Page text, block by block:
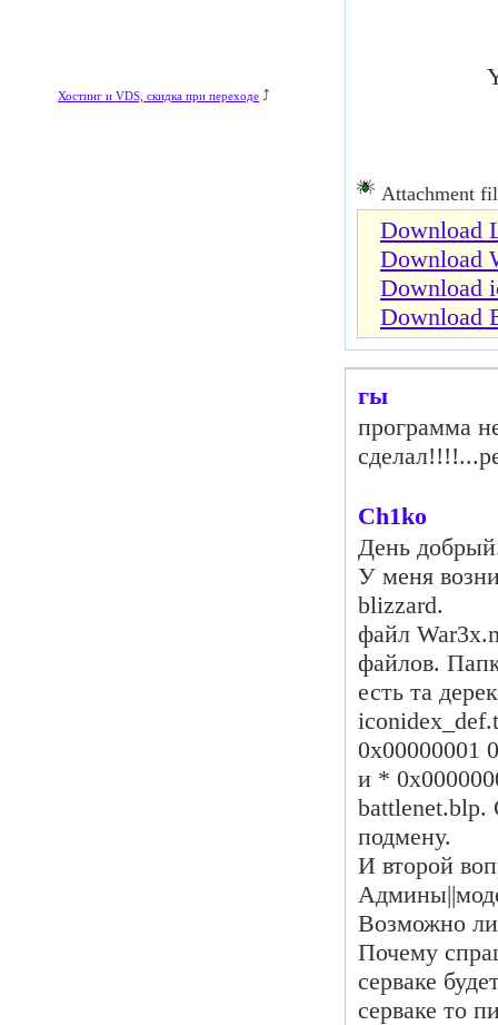
Хостинг и VDS, скидка при переходе ⤴
Attachment
Download
Download
Download
Download
гы
программа
Ch1ko
День
У меня
blizzard.
файл
файлов.
есть та
0x00000001
и *
подмену.
И второй
Возможно
Почему
серваке
серваке то